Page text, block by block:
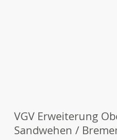
VGV Erweiterung
Sandwehen /